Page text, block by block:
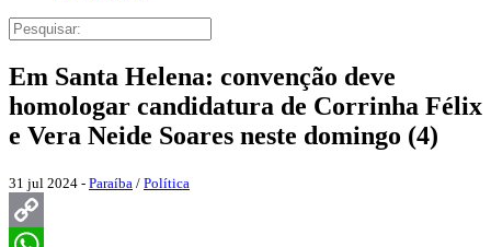
Em Santa Helena: convenção deve
homologar candidatura de Corrinha Félix
e Vera Neide Soares neste domingo (4)
31 jul 2024 - Paraíba / Política